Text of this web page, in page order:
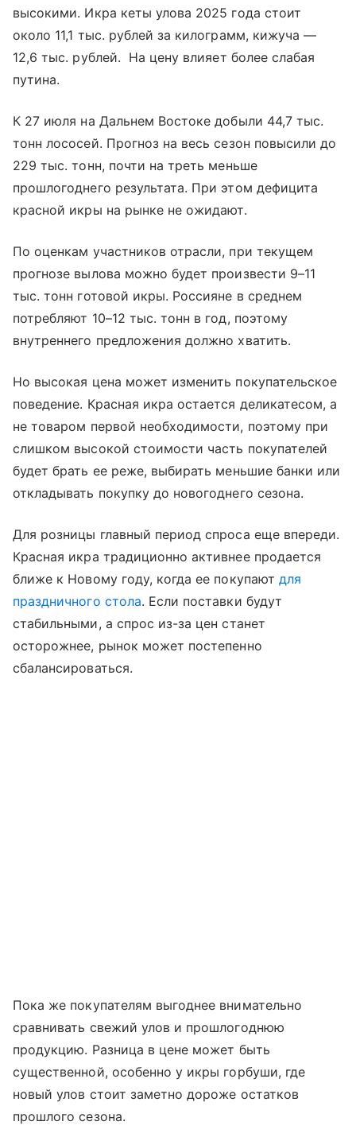
высокими. Икра кеты улова 2025 года стоит
около 11,1 тыс. рублей за килограмм, кижуча —
12,6 тыс. рублей. На цену влияет более слабая
путина.
К 27 июля на Дальнем Востоке добыли 44,7 тыс.
тонн лососей. Прогноз на весь сезон повысили до
229 тыс. тонн, почти на треть меньше
прошлогоднего результата. При этом дефицита
красной икры на рынке не ожидают.
По оценкам участников отрасли, при текущем
прогнозе вылова можно будет произвести 9–11
тыс. тонн готовой икры. Россияне в среднем
потребляют 10–12 тыс. тонн в год, поэтому
внутреннего предложения должно хватить.
Но высокая цена может изменить покупательское
поведение. Красная икра остается деликатесом, а
не товаром первой необходимости, поэтому при
слишком высокой стоимости часть покупателей
будет брать ее реже, выбирать меньшие банки или
откладывать покупку до новогоднего сезона.
Для розницы главный период спроса еще впереди.
Красная икра традиционно активнее продается
ближе к Новому году, когда ее покупают для
праздничного стола. Если поставки будут
стабильными, а спрос из-за цен станет
осторожнее, рынок может постепенно
сбалансироваться.
Пока же покупателям выгоднее внимательно
сравнивать свежий улов и прошлогоднюю
продукцию. Разница в цене может быть
существенной, особенно у икры горбуши, где
новый улов стоит заметно дороже остатков
прошлого сезона.